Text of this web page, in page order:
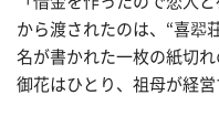
から渡されたのは、“喜翆
名が書かれた一枚の紙切
御花はひとり、祖母が経